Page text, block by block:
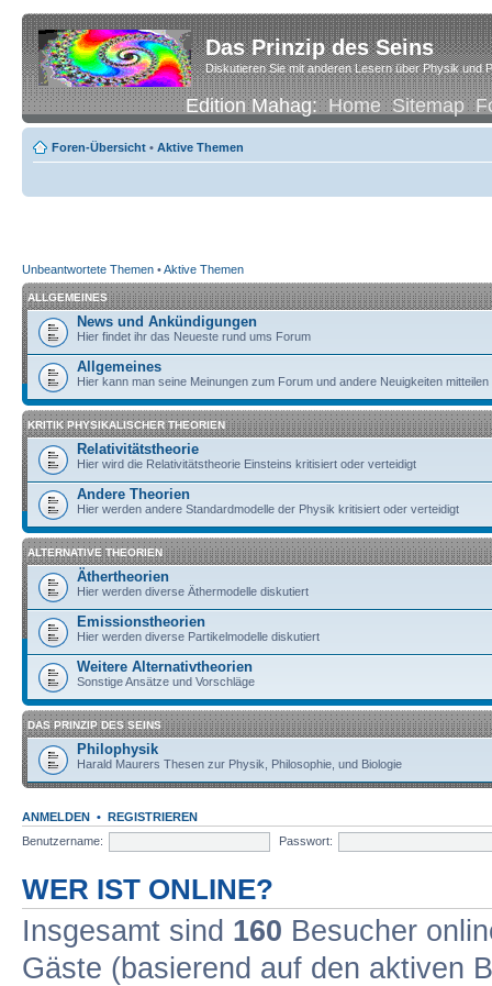
Das Prinzip des Seins
Diskutieren Sie mit anderen Lesern über Physik und
Edition Mahag:Home Sitemap
Foren-Übersicht • Aktive Themen
Unbeantwortete Themen •Aktive Themen
ALLGEMEINES
News und Ankündigungen
Hier findet ihr das Neueste rund ums Forum
Allgemeines
Hier kann man seine Meinungen zum Forum und andere Neuigkeiten mitteilen
KRITIK PHYSIKALISCHER THEORIEN
Relativitätstheorie
Hier wird die Relativitätstheorie Einsteins kritisiert oder verteidigt
Andere Theorien
Hier werden andere Standardmodelle der Physik kritisiert oder verteidigt
ALTERNATIVE THEORIEN
Äthertheorien
Hier werden diverse Äthermodelle diskutiert
Emissionstheorien
Hier werden diverse Partikelmodelle diskutiert
Weitere Alternativtheorien
Sonstige Ansätze und Vorschläge
DAS PRINZIP DES SEINS
Philophysik
Harald Maurers Thesen zur Physik, Philosophie, und Biologie
ANMELDEN • REGISTRIEREN
Benutzername:
Passwort:
WER IST ONLINE?
Insgesamt sind 160 Besucher
Gäste (basierend auf den aktiven